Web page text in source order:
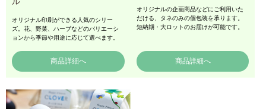
オリジナル印刷ができる人気のシリー
ズ。花、野菜、ハーブなどのバリエーシ
ョンから季節や用途に応じて選べます。
オリジナルの企画商品などにご利用いた
だける、タネのみの個包装を承ります。
短納期・大ロットのお届けが可能です。